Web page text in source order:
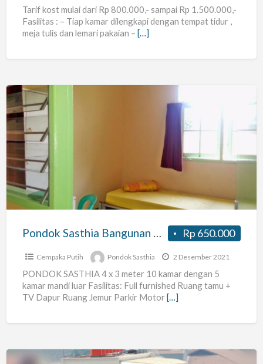
14/04
Cempaka
Tarif kost mulai dari Rp 800.000,- sampai Rp 1.500.000,-
Fasilitas : – Tiap kamar dilengkapi dengan tempat tidur ,
meja tulis dan lemari pakaian – […]
Pondok
Sasthia
Bangunan
Baru
Rp 650.000
Pondok Sasthia Bangunan Baru
Cempaka Putih Pondok Sasthia 2 Desember 2021
PONDOK SASTHIA 4 x 3 meter 10 kamar dengan 5
kamar mandi luar Fasilitas: Full furnished Ruang tamu +
TV Dapur Ruang Jemur Parkir Motor[…]